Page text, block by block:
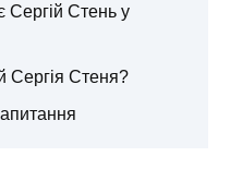
Сергій Стень у
Сергія Стеня?